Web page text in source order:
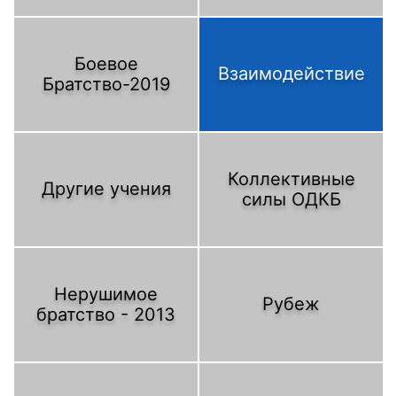
Боевое
Братство-2019
Взаимодействие
Другие учения
Коллективные
силы ОДКБ
Нерушимое
братство - 2013
Рубеж